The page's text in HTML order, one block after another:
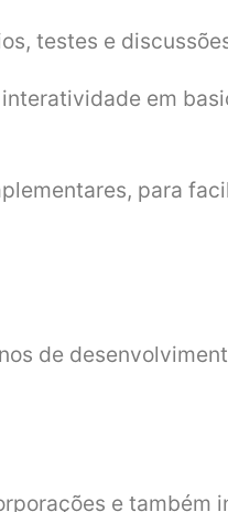
testes e
em
para
de
e também